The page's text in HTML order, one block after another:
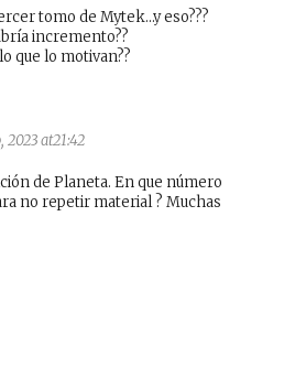
tomo de Mytek…y eso???
incremento??
que lo motivan??
2023 at21:42
de Planeta. En que número
no repetir material ? Muchas